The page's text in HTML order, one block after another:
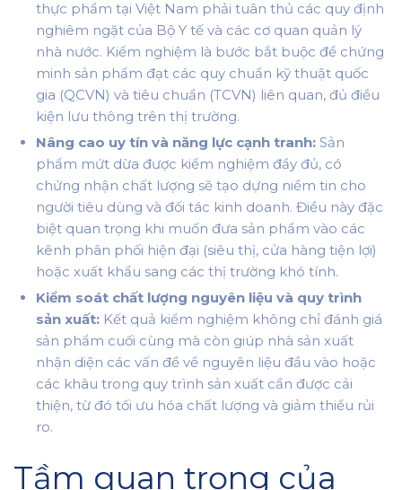
thực phẩm tại Việt Nam phải tuân thủ các quy định
nghiêm ngặt của Bộ Y tế và các cơ quan quản lý
nhà nước. Kiểm nghiệm là bước bắt buộc để chứng
minh sản phẩm đạt các quy chuẩn kỹ thuật quốc
gia (QCVN) và tiêu chuẩn (TCVN) liên quan, đủ điều
kiện lưu thông trên thị trường.
Nâng cao uy tín và năng lực cạnh tranh: Sản
phẩm mứt dừa được kiểm nghiệm đầy đủ, có
chứng nhận chất lượng sẽ tạo dựng niềm tin cho
người tiêu dùng và đối tác kinh doanh. Điều này đặc
biệt quan trọng khi muốn đưa sản phẩm vào các
kênh phân phối hiện đại (siêu thị, cửa hàng tiện lợi)
hoặc xuất khẩu sang các thị trường khó tính.
Kiểm soát chất lượng nguyên liệu và quy trình
sản xuất: Kết quả kiểm nghiệm không chỉ đánh giá
sản phẩm cuối cùng mà còn giúp nhà sản xuất
nhận diện các vấn đề về nguyên liệu đầu vào hoặc
các khâu trong quy trình sản xuất cần được cải
thiện, từ đó tối ưu hóa chất lượng và giảm thiểu rủi
ro.
Tầm quan trọng của